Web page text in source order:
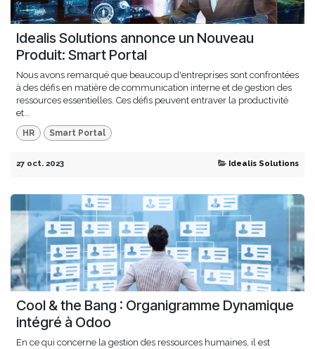
Idealis Solutions annonce un Nouveau
Produit: Smart Portal
Nous avons remarqué que beaucoup d'entreprises sont confrontées
à des défis en matière de communication interne et de gestion des
ressources essentielles. Ces défis peuvent entraver la productivité
et...
HR Smart Portal
27 oct. 2023 Idealis Solutions
Cool & the Bang : Organigramme Dynamique
intégré à Odoo
En ce qui concerne la gestion des ressources humaines, il est